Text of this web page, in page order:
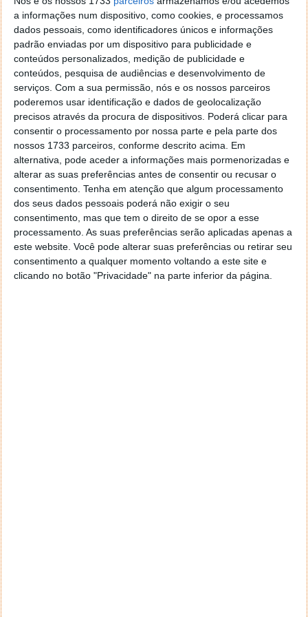
a informações num dispositivo, como cookies, e processamos
dados pessoais, como identificadores únicos e informações
padrão enviadas por um dispositivo para publicidade e
conteúdos personalizados, medição de publicidade e
conteúdos, pesquisa de audiências e desenvolvimento de
serviços. Com a sua permissão, nós e os nossos parceiros
poderemos usar identificação e dados de geolocalização
precisos através da procura de dispositivos. Poderá clicar para
consentir o processamento por nossa parte e pela parte dos
nossos 1733 parceiros, conforme descrito acima. Em
alternativa, pode aceder a informações mais pormenorizadas e
alterar as suas preferências antes de consentir ou recusar o
consentimento. Tenha em atenção que algum processamento
dos seus dados pessoais poderá não exigir o seu
consentimento, mas que tem o direito de se opor a esse
processamento. As suas preferências serão aplicadas apenas a
este website. Você pode alterar suas preferências ou retirar seu
consentimento a qualquer momento voltando a este site e
clicando no botão "Privacidade" na parte inferior da página.
/usr/lib- Bibliotecas (libraries) relacionadas
com a programação e os packages
/var– Directório usado por vários serviços (ex.
correio electrónico, ficheiros em fila de espera
para impressão, WebServer, locks para impedir
que vários utilizadores usem em simultâneo o
mesmo periférico, logs);
/var/spool- Área onde são guardadas as filas de
espera das impressoras e do correio electrónico;
/var/lock- Área onde é registada a utilização de
vários serviços e periféricos
/var/run- Inclui vários ficheiros com a
identificação de vários processos responsáveis
pelos serviços em execução
/var/log- Vários ficheiros com o registo de
praticamente todos os eventos que acontecem
no sistema (útil para efeitos de segurança e